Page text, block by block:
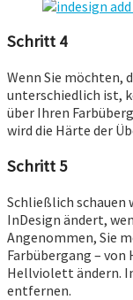
Schritt 4
Wenn Sie möchten,
unterschiedlich ist,
über Ihren
wird die Härte der
Schritt 5
Schließlich schauen
InDesign ändert,
Angenommen, Sie
Farbübergang –
Hellviolett ändern.
entfernen.